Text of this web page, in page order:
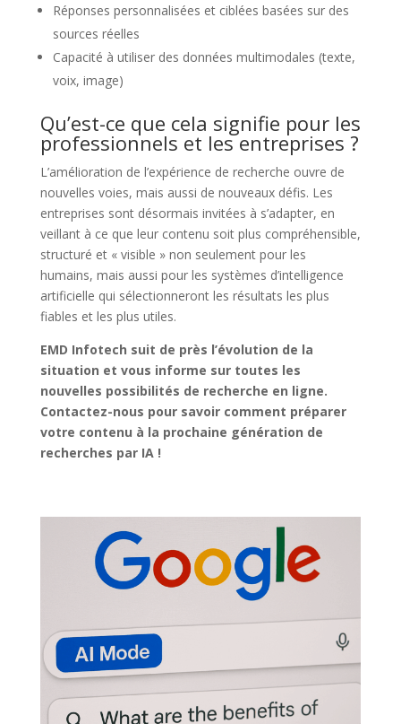
Réponses personnalisées et ciblées basées sur des
sources réelles
Capacité à utiliser des données multimodales (texte,
voix, image)
Qu’est-ce que cela signifie pour les
professionnels et les entreprises ?
L’amélioration de l’expérience de recherche ouvre de
nouvelles voies, mais aussi de nouveaux défis. Les
entreprises sont désormais invitées à s’adapter, en
veillant à ce que leur contenu soit plus compréhensible,
structuré et « visible » non seulement pour les
humains, mais aussi pour les systèmes d’intelligence
artificielle qui sélectionneront les résultats les plus
fiables et les plus utiles.
EMD Infotech suit de près l’évolution de la
situation et vous informe sur toutes les
nouvelles possibilités de recherche en ligne.
Contactez-nous pour savoir comment préparer
votre contenu à la prochaine génération de
recherches par IA !